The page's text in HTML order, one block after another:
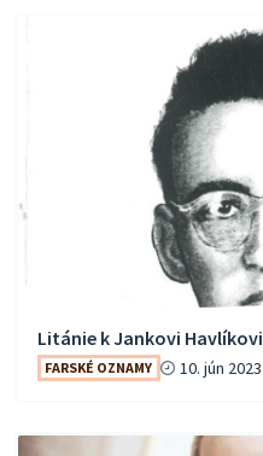
Litánie k Jankovi Havlíkovi
FARSKÉ OZNAMY 10. jún 2023